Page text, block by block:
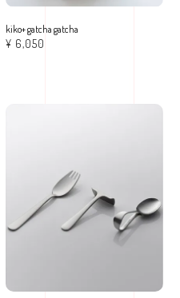
kiko+ gatcha gatcha
¥ 6,050